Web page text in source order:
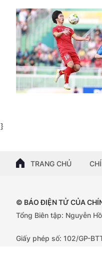
}
TRANG CHỦ
© BÁO ĐIỆN TỬ CỦA
Tổng Biên tập: Nguyễn
Giấy phép số: 102/GP-